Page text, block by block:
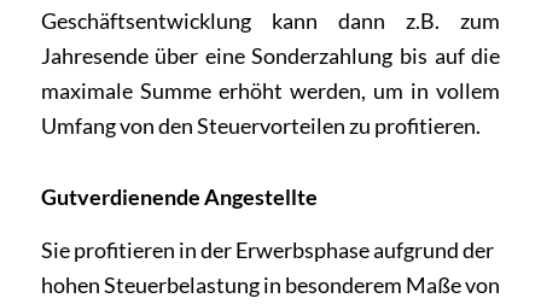
Geschäftsentwicklung kann dann z.B. zum
Jahresende über eine Sonderzahlung bis auf die
maximale Summe erhöht werden, um in vollem
Umfang von den Steuervorteilen zu profitieren.
Gutverdienende Angestellte
Sie profitieren in der Erwerbsphase aufgrund der
hohen Steuerbelastung in besonderem Maße von